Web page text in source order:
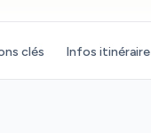
clés Infos itinéraire